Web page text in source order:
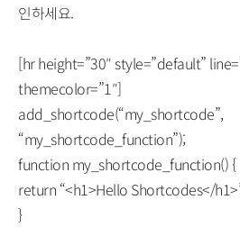
인하세요.
[hr height=”30″ style=”default”
themecolor=”1″]
add_shortcode(“my_shortcode”,
“my_shortcode_function”);
function my_shortcode_function() {
return “<h1>Hello Shortcodes</
}